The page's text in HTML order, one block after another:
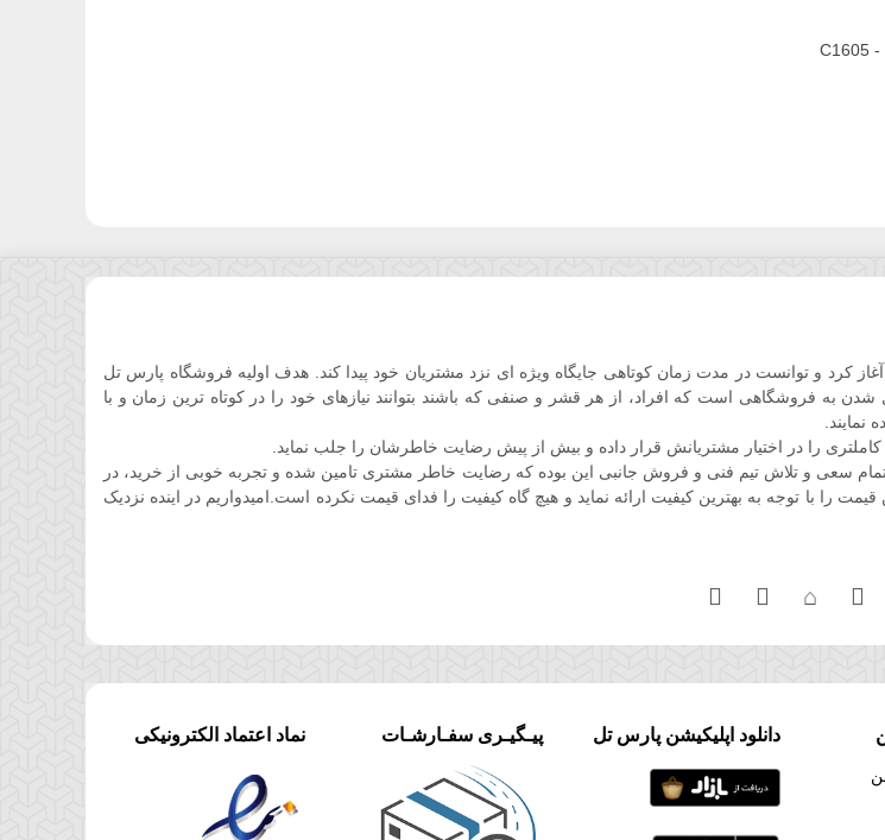
با هدف ارائه بهترین کالاها و خدمات آغاز کرد و توانست در مدت زمان کوتاهی جایگاه ویژه ای نزد مشتریان خود پیدا کند. هدف اولیه فروشگاه پارس تل
به فروشگاهی است که افراد، از هر قشر و صنفی که باشند بتوانند نیازهای خود را در کوتاه ترین زمان و با
را در اختیار مشتریانش قرار داده و بیش از پیش رضایت خاطرشان را جلب نماید.
سعی و تلاش تیم فنی و فروش جانبی این بوده که رضایت خاطر مشتری تامین شده و تجربه خوبی از خرید، در
با توجه به بهترین کیفیت ارائه نماید و هیچ گاه کیفیت را فدای قیمت نکرده است.امیدواریم در اینده نزدیک
دانلود اپلیکیشن پارس تل پیـگیـری سفـارشـات نماد اعتماد الکترونیکی